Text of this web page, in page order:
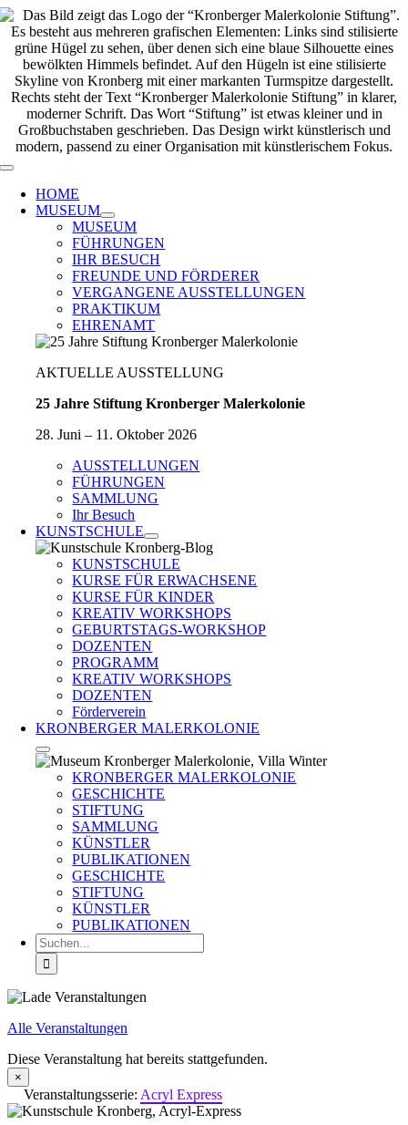
Zum
Inhalt
springen
Toggle
Navigation
HOME
MUSEUM
MUSEUM
FÜHRUNGEN
IHR BESUCH
FREUNDE UND FÖRDERER
VERGANGENE AUSSTELLUNGEN
PRAKTIKUM
EHRENAMT
AKTUELLE AUSSTELLUNG
25 Jahre Stiftung Kronberger Malerkolonie
28. Juni – 11. Oktober 2026
AUSSTELLUNGEN
FÜHRUNGEN
SAMMLUNG
Ihr Besuch
KUNSTSCHULE
KUNSTSCHULE
KURSE FÜR ERWACHSENE
KURSE FÜR KINDER
KREATIV WORKSHOPS
GEBURTSTAGS-WORKSHOP
DOZENTEN
PROGRAMM
KREATIV WORKSHOPS
DOZENTEN
Förderverein
KRONBERGER MALERKOLONIE
KRONBERGER MALERKOLONIE
GESCHICHTE
STIFTUNG
SAMMLUNG
KÜNSTLER
PUBLIKATIONEN
GESCHICHTE
STIFTUNG
KÜNSTLER
PUBLIKATIONEN
Suche
nach:
Alle Veranstaltungen
Diese Veranstaltung hat bereits stattgefunden.
×
Veranstaltungsserie: Acryl Express